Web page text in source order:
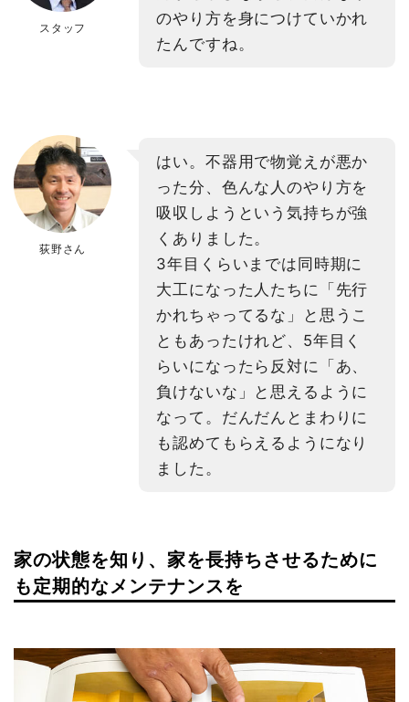
スタッフ
のやり方を身につけていかれ
たんですね。
荻野さん
はい。不器用で物覚えが悪か
った分、色んな人のやり方を
吸収しようという気持ちが強
くありました。
3年目くらいまでは同時期に
大工になった人たちに「先行
かれちゃってるな」と思うこ
ともあったけれど、5年目く
らいになったら反対に「あ、
負けないな」と思えるように
なって。だんだんとまわりに
も認めてもらえるようになり
ました。
家の状態を知り、家を長持ちさせるために
も定期的なメンテナンスを